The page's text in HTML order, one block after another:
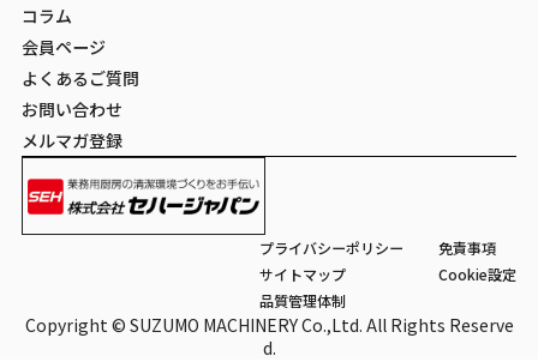
コラム
会員ページ
よくあるご質問
お問い合わせ
メルマガ登録
プライバシーポリシー
免責事項
サイトマップ
Cookie設定
品質管理体制
Copyright © SUZUMO MACHINERY Co.,Ltd. All Rights Reserve
d.